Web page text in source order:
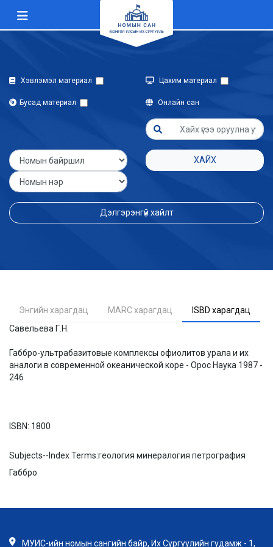
Хэвлэмэл материал Цахим материал
Бусад материал Онлайн сан
ХАЙХ
Дэлгэрэнгүй хайлт
Энгийн харагдац MARC харагдац
ISBD харагдац
Савельева Г.Н.
Габбро-ультрабазитовые комплексы офиолитов урала и их
аналоги в современной океанической коре - Орос Наука 1987 -
246
ISBN: 1800
Subjects--Index Terms:геология минералогия петрография
Габбро
МУИС-ийн номын сангийн байр, Их Сургуулийн гудамж - 1,